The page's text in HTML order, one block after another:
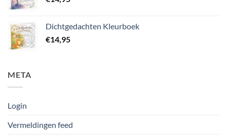
Dichtgedachten Kleurboek
€14,95
META
Login
Vermeldingen feed